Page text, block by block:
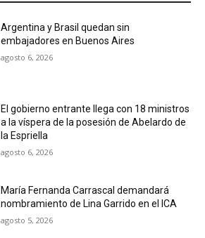
Argentina y Brasil quedan sin
embajadores en Buenos Aires
agosto 6, 2026
El gobierno entrante llega con 18 ministros
a la víspera de la posesión de Abelardo de
la Espriella
agosto 6, 2026
María Fernanda Carrascal demandará
nombramiento de Lina Garrido en el ICA
agosto 5, 2026